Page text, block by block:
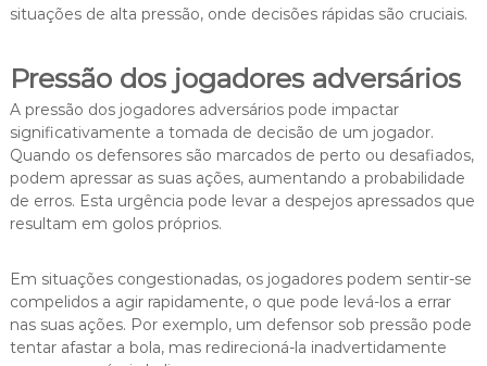
situações de alta pressão, onde decisões rápidas são cruciais.
Pressão dos jogadores adversários
A pressão dos jogadores adversários pode impactar
significativamente a tomada de decisão de um jogador.
Quando os defensores são marcados de perto ou desafiados,
podem apressar as suas ações, aumentando a probabilidade
de erros. Esta urgência pode levar a despejos apressados que
resultam em golos próprios.
Em situações congestionadas, os jogadores podem sentir-se
compelidos a agir rapidamente, o que pode levá-los a errar
nas suas ações. Por exemplo, um defensor sob pressão pode
tentar afastar a bola, mas redirecioná-la inadvertidamente